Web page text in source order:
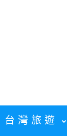
台灣旅遊